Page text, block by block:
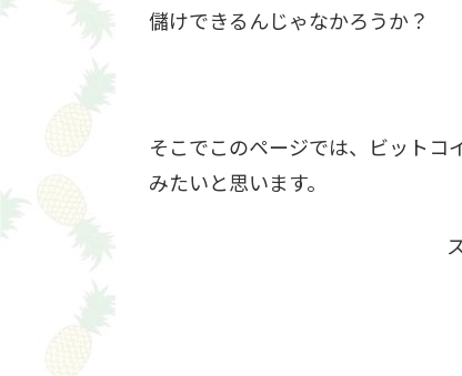
儲けできるんじゃなかろうか？
そこでこのページでは、ビットコ
みたいと思います。